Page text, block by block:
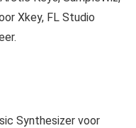
Xkey, FL Studio
Synthesizer voor